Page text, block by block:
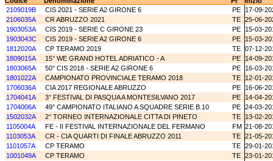
2109019B
CIS 2021 - SERIE A2 GIRONE 6 PE
17-09-
2106035A
CR ABRUZZO 2021 TE 25-06-
1903053A
CIS 2019 - SERIE C GIRONE 23 PE
15-03-
1903043C
CIS 2019 - SERIE A2 GIRONE 6 PE
15-03-
1812020A
CP TERAMO 2019 TE 07-12-
1809015A
15° WE GRAND HOTEL ADRIATICO - A PE
14-09-
1803065A
50° CIS 2018 - SERIE A2 GIRONE 6 PE
16-03-
1801022A
CAMPIONATO PROVINCIALE TERAMO 2018 TE
12-01-
1706036A
CIA 2017 REGIONALE ABRUZZO PE
16-06-
1704041A
3° FESTIVAL DI PASQUA A MONTESILVANO 2017 PE
14-04-
1704006A
49° CAMPIONATO ITALIANO A SQUADRE SERIE B.10 PE 24-03-
1502032A
2° TORNEO INTERNAZIONALE CITTA DI PINETO TE
13-02-
1105004A
FE - II FESTIVAL INTERNAZIONALE DEL FERMANO FM 21-08-
1103053A
CR - CIA QUARTI DI FINALE ABRUZZO 2011 TE 21-05-
1101057A
CP TERAMO TE 29-01-
1001049A
CP TERAMO TE 23-01-